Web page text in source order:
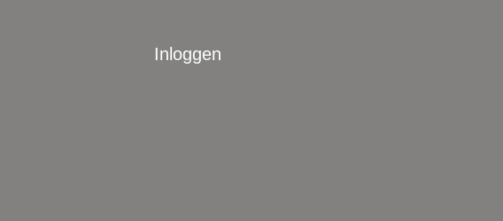
Inloggen